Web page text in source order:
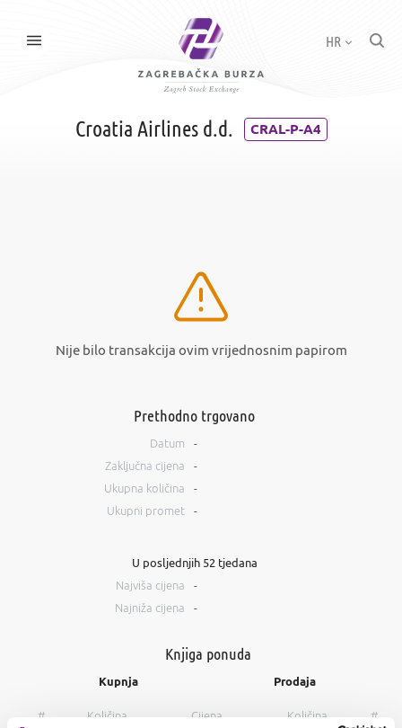
HR
Croatia Airlines d.d. CRAL-P-A4
Prethodno trgovano
Datum
-
Zaključna cijena
-
Ukupna količina
-
Ukupni promet
-
U posljednjih 52 tjedana
Najviša cijena
-
Najniža cijena
-
Nije bilo transakcija ovim vrijednosnim papirom
Knjiga ponuda
Kupnja Prodaja
# Količina Cijena Količina #